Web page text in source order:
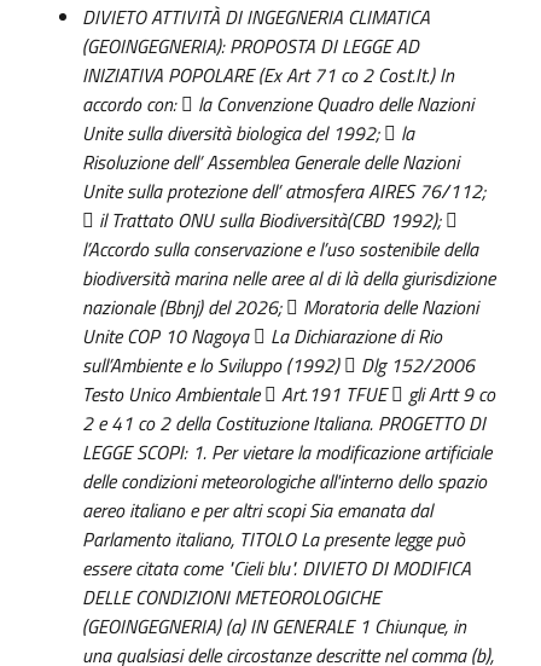
DIVIETO ATTIVITÀ DI INGEGNERIA CLIMATICA
(GEOINGEGNERIA): PROPOSTA DI LEGGE AD
INIZIATIVA POPOLARE (Ex Art 71 co 2 Cost.It.) In
accordo con:  la Convenzione Quadro delle Nazioni
Unite sulla diversità biologica del 1992;  la
Risoluzione dell’ Assemblea Generale delle Nazioni
Unite sulla protezione dell’ atmosfera AIRES 76/112;
 il Trattato ONU sulla Biodiversità(CBD 1992); 
l’Accordo sulla conservazione e l’uso sostenibile della
biodiversità marina nelle aree al di là della giurisdizione
nazionale (Bbnj) del 2026;  Moratoria delle Nazioni
Unite COP 10 Nagoya  La Dichiarazione di Rio
sull’Ambiente e lo Sviluppo (1992)  Dlg 152/2006
Testo Unico Ambientale  Art.191 TFUE  gli Artt 9 co
2 e 41 co 2 della Costituzione Italiana. PROGETTO DI
LEGGE SCOPI: 1. Per vietare la modificazione artificiale
delle condizioni meteorologiche all'interno dello spazio
aereo italiano e per altri scopi Sia emanata dal
Parlamento italiano, TITOLO La presente legge può
essere citata come "Cieli blu". DIVIETO DI MODIFICA
DELLE CONDIZIONI METEOROLOGICHE
(GEOINGEGNERIA) (a) IN GENERALE 1 Chiunque, in
una qualsiasi delle circostanze descritte nel comma (b),